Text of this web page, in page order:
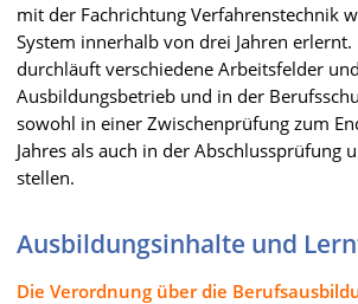
mit der Fachrichtung Verfahrenstechnik
System innerhalb von drei Jahren
durchläuft verschiedene Arbeitsfelder
Ausbildungsbetrieb und in der
sowohl in einer Zwischenprüfung zum
Jahres als auch in der Abschlussprüfung
stellen.
Ausbildungsinhalte und
Die Verordnung über die